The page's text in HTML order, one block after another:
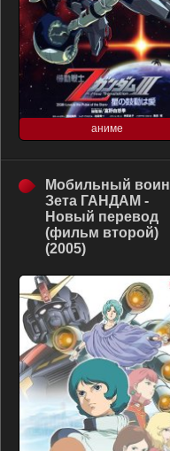
аниме
Мобильный воин
Зета ГАНДАМ -
Новый перевод
(фильм второй)
(2005)